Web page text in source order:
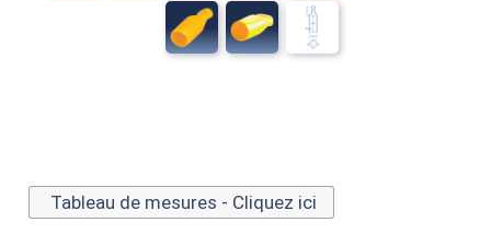
Tableau de mesures - Cliquez ici